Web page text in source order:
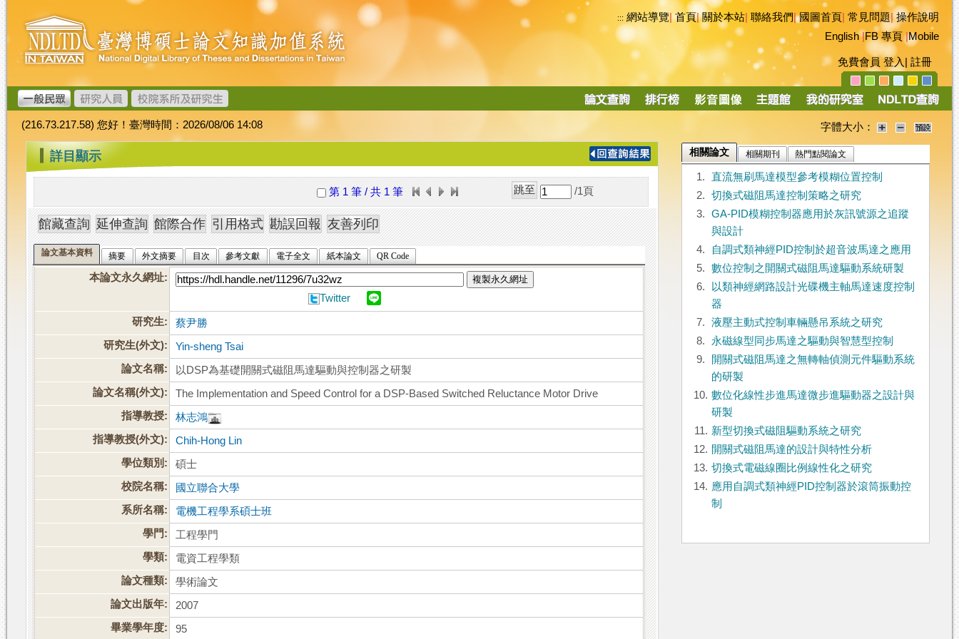
跳
到
主
要
內
容
臺
灣
博
碩
士
論
文
加
值
系
統
::: 網站導覽|首頁|關於本站 聯絡我們|國圖首頁 常見問題|操作說明
English|FB 專頁|Mobile
免費會員 登入 註冊
導
(216.73.217.58) 您好！臺灣時間：2026/08/06 14:08 字體大小：
::: 詳目顯示
第 1 筆 / 共 1 筆 /1 頁
論文基本資料 摘要 外文摘要 目次 參考文獻 電子全文 紙本論文 QR Code
本論文永久網址: 複製永久網址
Twitter
研究生:
蔡尹勝
研究生(外文):
Yin-sheng Tsai
論文名稱:
以DSP為基礎開關式磁阻馬達驅動與控制器之研製
論文名稱(外文):
The Implementation and Speed Control for a DSP-Based Switched Reluctance Motor Drive
指導教授:
林志鴻
指導教授(外文):
Chih-Hong Lin
學位類別:
碩士
校院名稱:
國立聯合大學
系所名稱:
電機工程學系碩士班
學門:
工程學門
學類:
電資工程學類
論文種類:
學術論文
論文出版年:
2007
畢業學年度:
95
相關論文 相關期刊 熱門點閱論文
1.
直流無刷馬達模型參考模糊位置控制
2.
切換式磁阻馬達控制策略之研究
3.
GA-PID模糊控制器應用於灰訊號源之追蹤
與設計
4.
自調式類神經PID控制於超音波馬達之應用
5.
數位控制之開關式磁阻馬達驅動系統研製
6.
以類神經網路設計光碟機主軸馬達速度控制
器
7.
液壓主動式控制車輛懸吊系統之研究
8.
永磁線型同步馬達之驅動與智慧型控制
9.
開關式磁阻馬達之無轉軸偵測元件驅動系統
的研製
10. 數位化線性步進馬達微步進驅動器之設計與
研製
11. 新型切換式磁阻驅動系統之研究
12. 開關式磁阻馬達的設計與特性分析
13. 切換式電磁線圈比例線性化之研究
14. 應用自調式類神經PID控制器於滾筒振動控
制